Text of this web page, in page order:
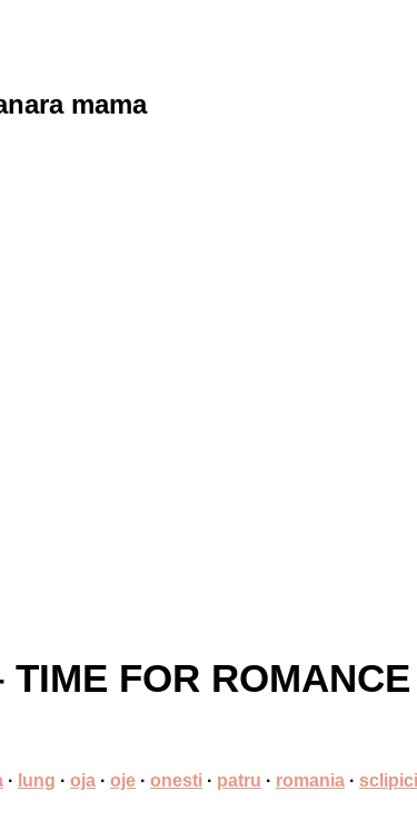
mama
FOR ROMANCE
· lung · oja · oje · onesti · patru · romania · sclipici